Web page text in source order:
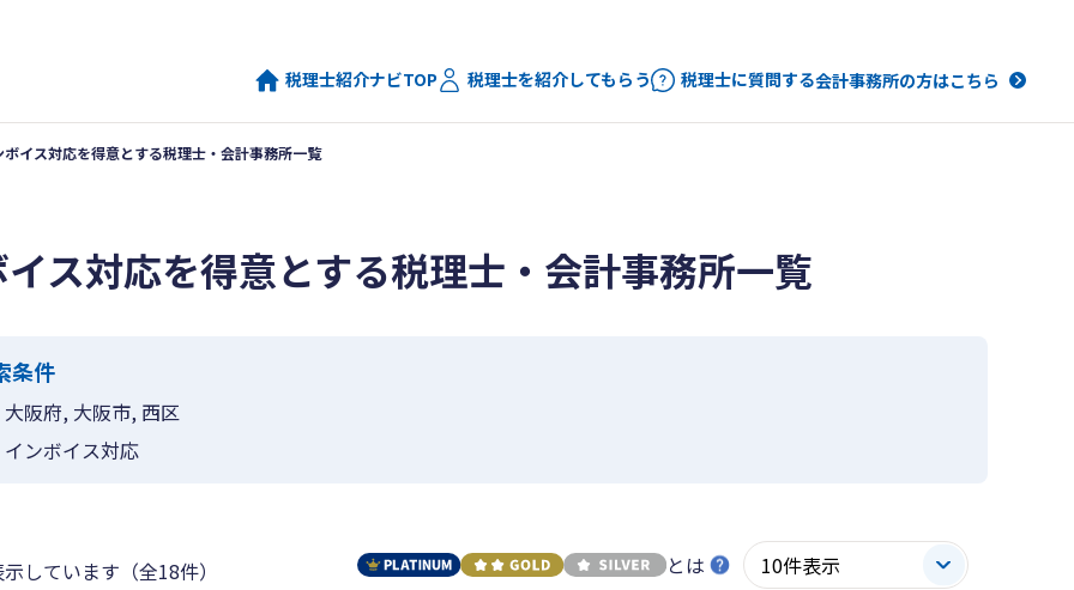
税理士紹介ナビTOP 税理士を紹介してもらう 税理士に質問する会計事務所の方はこちら
ボイス対応を得意とする税理士・会計事務所一覧
ス対応を得意とする税理士・会計事務所一覧
条件
大阪府, 大阪市, 西区
インボイス対応
しています（全18件） とは